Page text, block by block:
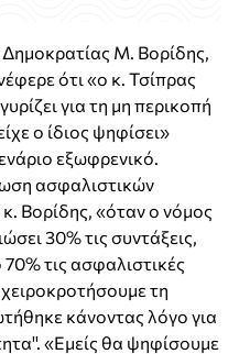
Μ. Βορίδης,
ότι «ο κ. Τσίπρας
για τη μη περικοπή
ο ίδιος ψηφίσει»
εξωφρενικό.
ασφαλιστικών
Βορίδης, «όταν ο νόμος
30% τις συντάξεις,
τις ασφαλιστικές
τη
κάνοντας λόγο για
«Εμείς θα ψηφίσουμε